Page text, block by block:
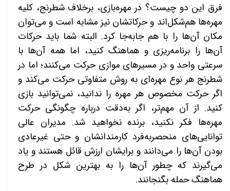
فرق این دو چیست؟ در مهره‌بازی، برخلاف شطرنج، کلیه
مهره‌ها هم‌شکل‌اند و حرکاتشان نیز مشابه است و می‌توان
مکان آن‌ها را با هم جابه‌جا کرد. البته شما باید حرکات
آن‌ها را برنامه‌ریزی و هماهنگ کنید، اما همه آن‌ها با
سرعتی واحد و در مسیرهای موازی حرکت می‌کنند؛ اما در
شطرنج هر نوع مهره‌ای به روش متفاوتی حرکت می‌کند و
اگر حرکت مخصوص هر مهره را ندانید، نمی‌توانید بازی
کنید. از آن مهم‌تر، اگر به‌دقت درباره چگونگی حرکت
مهره‌ها فکر نکنید، برنده نخواهید شد. مدیران عالی
توانایی‌های منحصربه‌فرد کارمندانشان و حتی غیرعادی
بودن آن‌ها را می‌دانند و برایشان ارزش قائل هستند و یاد
می‌گیرند که چطور آن‌ها را به بهترین شکل در طرح
هماهنگ حمله بگنجانند.